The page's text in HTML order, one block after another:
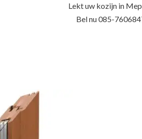
Lekt uw kozijn in
Bel nu 085-